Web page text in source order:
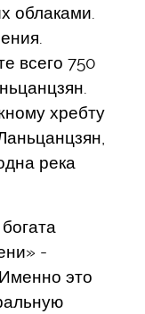
облаками.
всего 750
хребту
река
-
это